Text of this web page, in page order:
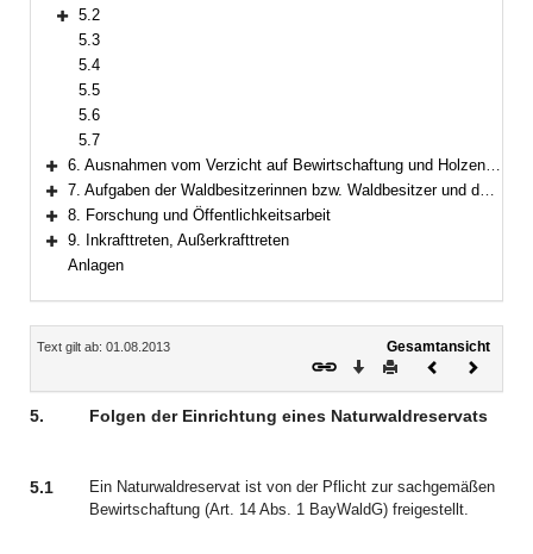
Bereich erweitern
5.2
5.3
5.4
5.5
5.6
5.7
Bereich erweitern
6. Ausnahmen vom Verzicht auf Bewirtschaftung und Holzentnahme
Bereich erweitern
7. Aufgaben der Waldbesitzerinnen bzw. Waldbesitzer und der Forstbehörden
Bereich erweitern
8. Forschung und Öffentlichkeitsarbeit
Bereich erweitern
9. Inkrafttreten, Außerkrafttreten
Anlagen
Inhalt
Text gilt ab: 01.08.2013
Gesamtansicht
Download
DruckenVorheriges
5. Folgen der Einrichtung eines Naturwaldreservats
5.1
Ein Naturwaldreservat ist von der Pflicht zur sachgemäßen
Bewirtschaftung (Art. 14 Abs. 1 BayWaldG) freigestellt.